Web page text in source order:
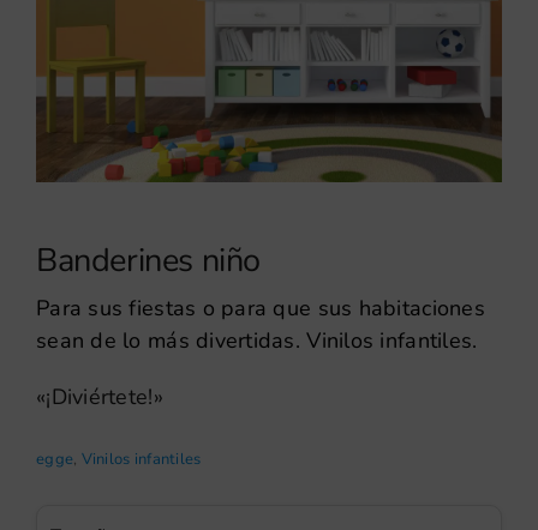
Banderines niño
Para sus fiestas o para que sus habitaciones
sean de lo más divertidas. Vinilos infantiles.
«¡Diviértete!»
egge, Vinilos infantiles